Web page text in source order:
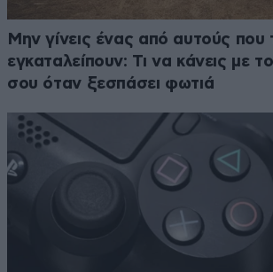
Μην γίνεις ένας από αυτούς που
εγκαταλείπουν: Τι να κάνεις με το
σου όταν ξεσπάσει φωτιά